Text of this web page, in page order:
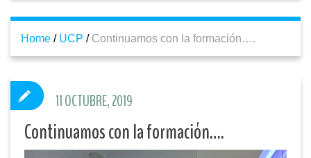
Home / UCP / Continuamos con la formación….
Continuamos con la formación….
11 OCTUBRE, 2019